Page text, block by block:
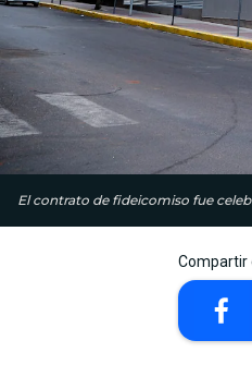
El contrato de fideicomiso fue
Compartir